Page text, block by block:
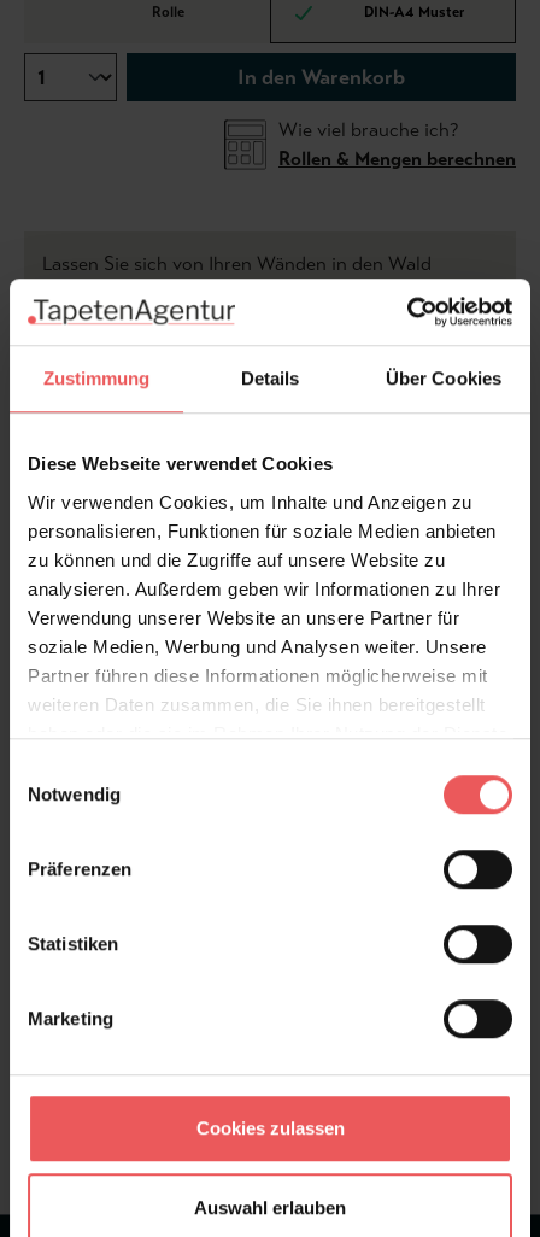
Zustimmung Details Über Cookies
Diese Webseite verwendet Cookies
Wir verwenden Cookies, um Inhalte und Anzeigen zu
personalisieren, Funktionen für soziale Medien anbieten
zu können und die Zugriffe auf unsere Website zu
analysieren. Außerdem geben wir Informationen zu Ihrer
Verwendung unserer Website an unsere Partner für
soziale Medien, Werbung und Analysen weiter. Unsere
Partner führen diese Informationen möglicherweise mit
weiteren Daten zusammen, die Sie ihnen bereitgestellt
haben oder die sie im Rahmen Ihrer Nutzung der Dienste
Notwendig
Präferenzen
Statistiken
Marketing
Cookies zulassen
Auswahl erlauben
Rolle DIN-A4 Muster
In den Warenkorb
Wie viel brauche ich?
Rollen & Mengen berechnen
Lassen Sie sich von Ihren Wänden in den Wald
entführen. Dies ist ein zartes und subtiles Muster aus
überlappenden Buchenblättern, um ein weiches und
sanftes Raumgefühl zu erzeugen. Dieses Design
wurde von einem Morgenspaziergang inspiriert, als
ich mich unter einem tief hängenden Buchendach vor
durch die Blätterschichten schien.
Dieses Papier hat die Farbe creme/hellbraun – die
Farbe brauner Papierverpackungen.
.. zur Kollektion Hannah Nunn >>
Produktdetails
Frage stellen
+49 (0)221 932 81 82